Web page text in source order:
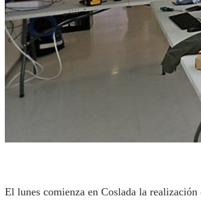
El lunes comienza en Coslada la